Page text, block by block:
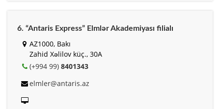
6. “Antaris Express” Elmlər Akademiyası filialı
AZ1000, Bakı
Zahid Xəlilov küç., 30A
(+994 99) 8401343
elmler@antaris.az